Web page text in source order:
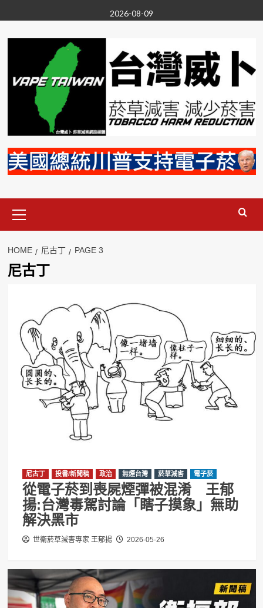
to
content
2026-08-09
Menu
HOME 尼古丁 PAGE 3
尼古丁
尼古丁 投書/新聞稿 政治 無煙台灣 菸草減害 電子菸
從電子菸到喪屍煙彈被混淆 王郁
揚:台灣毒駕討論「瞎子摸象」無助
解決黑市
世衛菸草減害專家 王郁揚 2026-05-26